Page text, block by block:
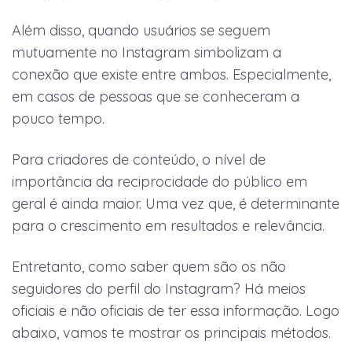
Além disso, quando usuários se seguem
mutuamente no Instagram simbolizam a
conexão que existe entre ambos. Especialmente,
em casos de pessoas que se conheceram a
pouco tempo.
Para criadores de conteúdo, o nível de
importância da reciprocidade do público em
geral é ainda maior. Uma vez que, é determinante
para o crescimento em resultados e relevância.
Entretanto, como saber quem são os não
seguidores do perfil do Instagram? Há meios
oficiais e não oficiais de ter essa informação. Logo
abaixo, vamos te mostrar os principais métodos.